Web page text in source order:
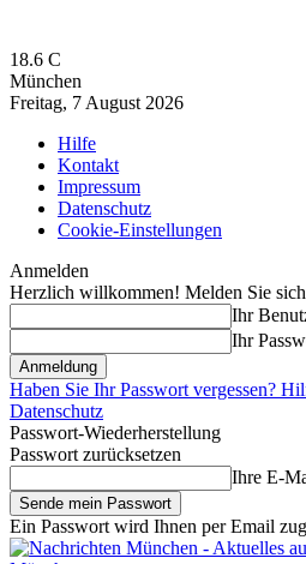
18.6 C
München
Freitag, 7 August 2026
Hilfe
Kontakt
Impressum
Datenschutz
Cookie-Einstellungen
Anmelden
Herzlich willkommen! Melden Sie
Ihr
Ihr
Haben Sie Ihr Passwort vergessen?
Datenschutz
Passwort-Wiederherstellung
Passwort zurücksetzen
Ihre E-
Ein Passwort wird Ihnen per Email